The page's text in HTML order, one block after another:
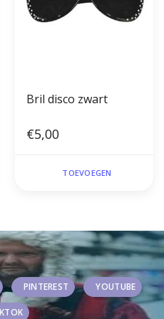
Bril disco zwart
€5,00
TOEVOEGEN
PINTEREST YOUTUBE